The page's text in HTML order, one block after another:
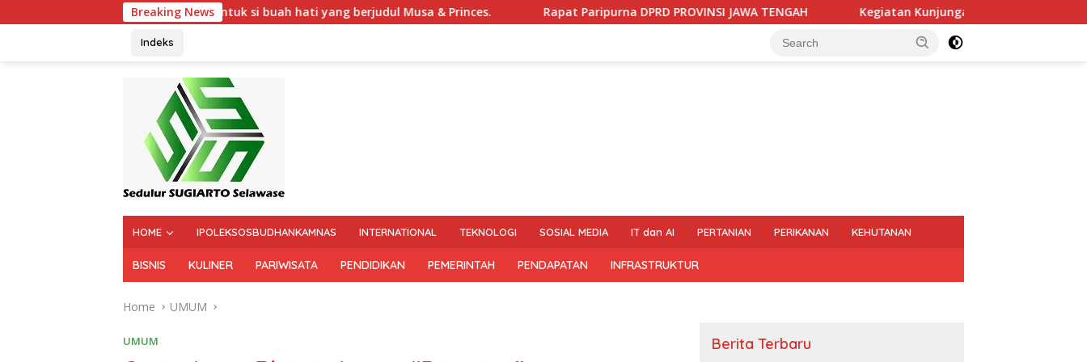
Breaking News
lagu Untuk si buah hati yang berjudul Musa & Princes. Rapat Paripurna DPRD PROVINSI JAWA TENGAH Kegiatan Kunjungan Dalam Daerah di Ruas jalan Galih-
Indeks
HOME IPOLEKSOSBUDHANKAMNAS INTERNATIONAL TEKNOLOGI SOSIAL MEDIA IT dan AI PERTANIAN PERIKANAN KEHUTANAN
BISNIS KULINER PARIWISATA PENDIDIKAN PEMERINTAH PENDAPATAN INFRASTRUKTUR
Home UMUM
UMUM Berita Terbaru